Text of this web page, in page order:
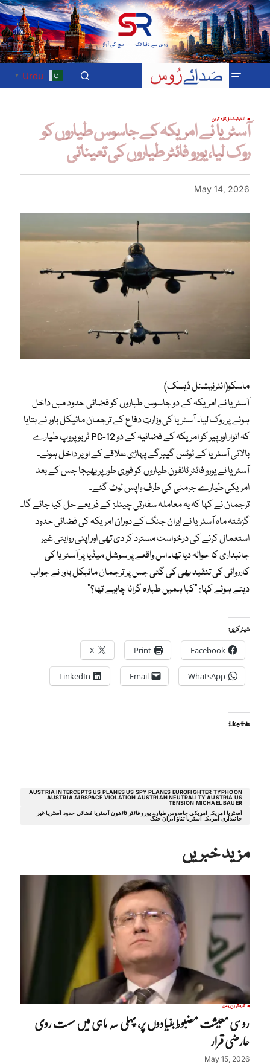
Urdu
▼
انٹرنیشنلتازہ ترین
آسٹریا نے امریکہ کے جاسوس طیاروں کو
روک لیا، یورو فائٹر طیاروں کی تعیناتی
May 14, 2026
ماسکو(انٹرنیشنل ڈیسک)
آسٹریا نے امریکہ کے دو جاسوس طیاروں کو فضائی حدود میں داخل
ہونے پر روک لیا۔ آسٹریا کی وزارتِ دفاع کے ترجمان مائیکل باور نے بتایا
کہ اتوار اور پیر کو امریکہ کے فضائیہ کے دو PC-12 ٹربو پروپ طیارے
بالائی آسٹریا کے ٹوٹس گیبرگے پہاڑی علاقے کے اوپر داخل ہوئے۔
آسٹریا نے یورو فائٹر ٹائفون طیاروں کو فوری طور پر بھیجا جس کے بعد
امریکی طیارے جرمنی کی طرف واپس لوٹ گئے۔
ترجمان نے کہا کہ یہ معاملہ سفارتی چینلز کے ذریعے حل کیا جائے گا۔
گزشتہ ماہ آسٹریا نے ایران جنگ کے دوران امریکہ کی فضائی حدود
استعمال کرنے کی درخواست مسترد کر دی تھی اور اپنی روایتی غیر
جانبداری کا حوالہ دیا تھا۔ اس واقعے پر سوشل میڈیا پر آسٹریا کی
کارروائی کی تنقید بھی کی گئی جس پر ترجمان مائیکل باور نے جواب
دیتے ہوئے کہا: “کیا ہمیں طیارہ گرانا چاہیے تھا؟”
شیئر کریں:
Facebook
Print
X
WhatsApp
Email
LinkedIn
Like this:
AUSTRIA INTERCEPTS US PLANES US SPY PLANES EUROFIGHTER TYPHOON
AUSTRIA AIRSPACE VIOLATION AUSTRIAN NEUTRALITY AUSTRIA US
TENSION MICHAEL BAUER
آسٹریا امریکہ امریکی جاسوس طیارے یورو فائٹر ٹائفون آسٹریا فضائی حدود آسٹریا غیر
جانبداری امریکہ آسٹریا تناؤ ایران جنگ
مزید خبریں
تازہ ترینروس
روسی معیشت مضبوط بنیادوں پر، پہلی سہ ماہی میں سست روی
عارضی قرار
May 15, 2026